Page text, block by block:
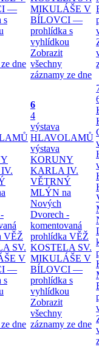
—
s
dne
MIKULÁŠE V
BÍLOVCI —
prohlídka s
vyhlídkou
Zobrazit
všechny
záznamy ze dne
VĚŽ
SV.
V
—
s
dne
6
4
výstava
HLAVOLAMŮ
výstava
KORUNY
KARLA IV.
VĚTRNÝ
MLÝN na
Nových
Dvorech -
komentovaná
prohlídka VĚŽ
KOSTELA SV.
MIKULÁŠE V
BÍLOVCI —
prohlídka s
vyhlídkou
Zobrazit
všechny
záznamy ze dne